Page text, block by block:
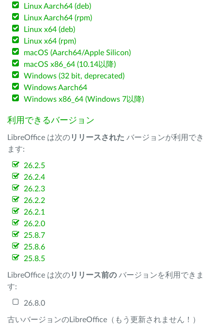
Linux Aarch64 (deb)
Linux Aarch64 (rpm)
Linux x64 (deb)
Linux x64 (rpm)
macOS (Aarch64/Apple Silicon)
macOS x86_64 (10.14以降)
Windows (32 bit, deprecated)
Windows Aarch64
Windows x86_64 (Windows 7以降)
利用できるバージョン
LibreOffice は次のリリースされた バージョンが利用でき
ます:
26.2.5
26.2.4
26.2.3
26.2.2
26.2.1
26.2.0
25.8.7
25.8.6
25.8.5
LibreOffice は次のリリース前の バージョンを利用できま
す:
26.8.0
古いバージョンのLibreOffice（もう更新されません！）